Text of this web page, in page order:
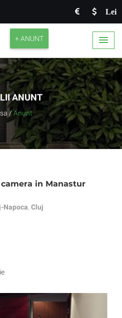
Lei
+ ANUNT
ANUNT
/ Anunt
in Manastur
Napoca Cluj